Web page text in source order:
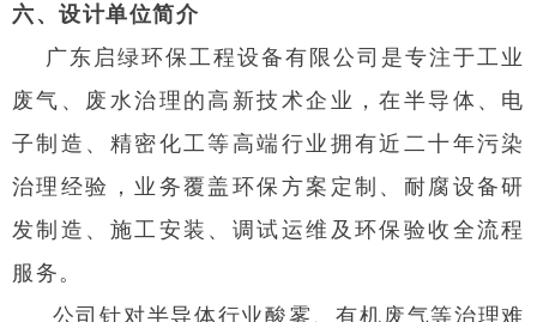
六、设计单位简介
广东启绿环保工程设备有限公司是专注于工业
废气、废水治理的高新技术企业，在半导体、电
子制造、精密化工等高端行业拥有近二十年污染
治理经验，业务覆盖环保方案定制、耐腐设备研
发制造、施工安装、调试运维及环保验收全流程
服务。
公司针对半导体行业酸雾、有机废气等治理难